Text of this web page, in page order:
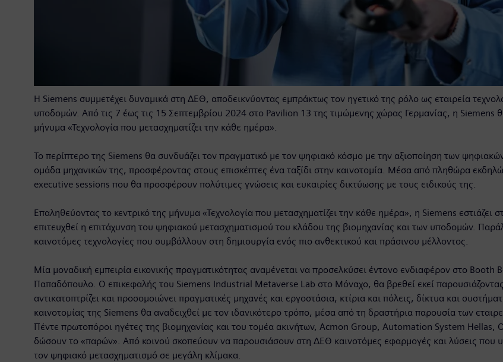
Η Siemens συμμετέχει δυναμικά στη ΔΕΘ, αποδεικνύοντας εμπράκτως τον ηγετικό της ρόλο ως εταιρεία
υποδομών. Από τις 7 έως τις 15 Σεπτεμβρίου 2024 στο Pavilion 13 της τιμώμενης χώρας Γερμανίας, η Siemens
μήνυμα «Τεχνολογία που μετασχηματίζει την κάθε ημέρα».
Το περίπτερο της Siemens θα συνδυάζει τον πραγματικό με τον ψηφιακό κόσμο με την αξιοποίηση των
ομάδα μηχανικών της, προσφέροντας στους επισκέπτες ένα ταξίδι στην καινοτομία. Μέσα από πληθώρα
executive sessions που θα προσφέρουν πολύτιμες γνώσεις και ευκαιρίες δικτύωσης με τους ειδικούς της.
Επαληθεύοντας το κεντρικό της μήνυμα «Τεχνολογία που μετασχηματίζει την κάθε ημέρα», η Siemens εστιάζει
επιτευχθεί η επιτάχυνση του ψηφιακού μετασχηματισμού του κλάδου της βιομηχανίας και των υποδομών.
καινοτόμες τεχνολογίες που συμβάλλουν στη δημιουργία ενός πιο ανθεκτικού και πράσινου μέλλοντος.
Μία μοναδική εμπειρία εικονικής πραγματικότητας αναμένεται να προσελκύσει έντονο ενδιαφέρον στο
Παπαδόπουλο. Ο επικεφαλής του Siemens Industrial Metaverse Lab στο Μόναχο, θα βρεθεί εκεί
αντικατοπτρίζει και προσομοιώνει πραγματικές μηχανές και εργοστάσια, κτίρια και πόλεις, δίκτυα και
καινοτομίας της Siemens θα αναδειχθεί με τον ιδανικότερο τρόπο, μέσα από τη δραστήρια παρουσία των
Πέντε πρωτοπόροι ηγέτες της βιομηχανίας και του τομέα ακινήτων, Acmon Group, Automation System
δώσουν το «παρών». Από κοινού σκοπεύουν να παρουσιάσουν στη ΔΕΘ καινοτόμες εφαρμογές και λύσεις που
τον ψηφιακό μετασχηματισμό σε μεγάλη κλίμακα.